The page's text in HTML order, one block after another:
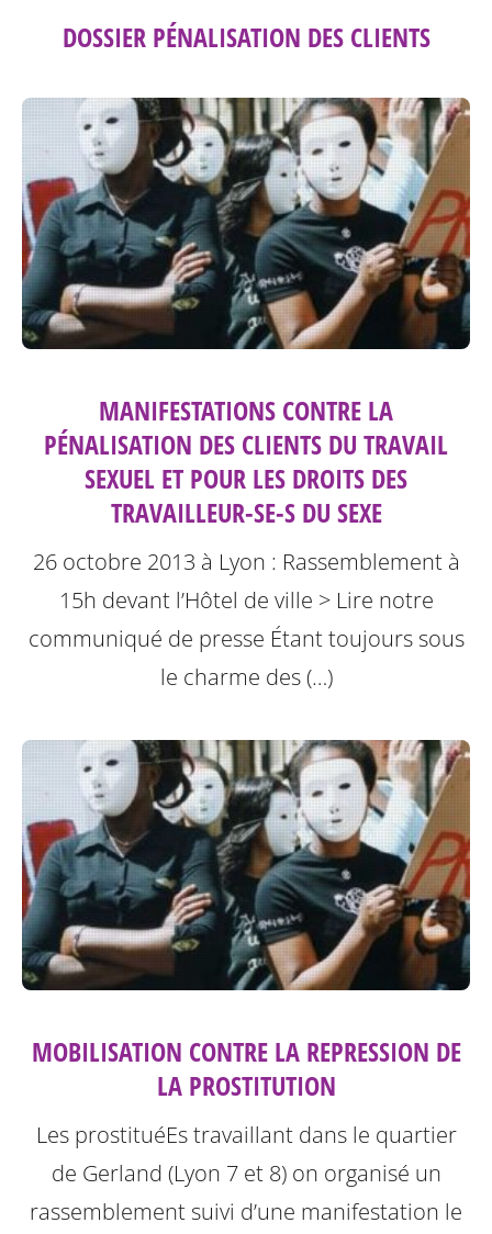
DOSSIER PÉNALISATION DES CLIENTS
MANIFESTATIONS CONTRE LA
PÉNALISATION DES CLIENTS DU TRAVAIL
SEXUEL ET POUR LES DROITS DES
TRAVAILLEUR-SE-S DU SEXE
26 octobre 2013 à Lyon : Rassemblement à
15h devant l’Hôtel de ville > Lire notre
communiqué de presse Étant toujours sous
le charme des (…)
MOBILISATION CONTRE LA REPRESSION DE
LA PROSTITUTION
Les prostituéEs travaillant dans le quartier
de Gerland (Lyon 7 et 8) on organisé un
rassemblement suivi d’une manifestation le